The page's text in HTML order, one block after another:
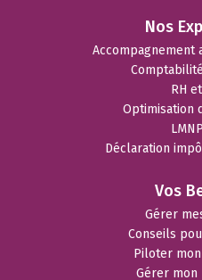
Nos
Accompagnement
RH
Optimisation
Déclaration
Vos
Gérer
Conseils
Piloter
Gérer mon